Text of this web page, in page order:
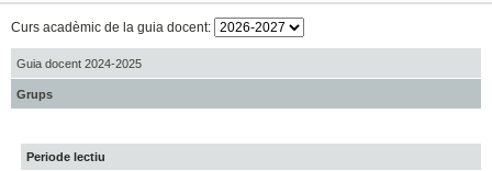
Curs acadèmic de la guia docent:
Guia docent 2024-2025
Grups
Periode lectiu